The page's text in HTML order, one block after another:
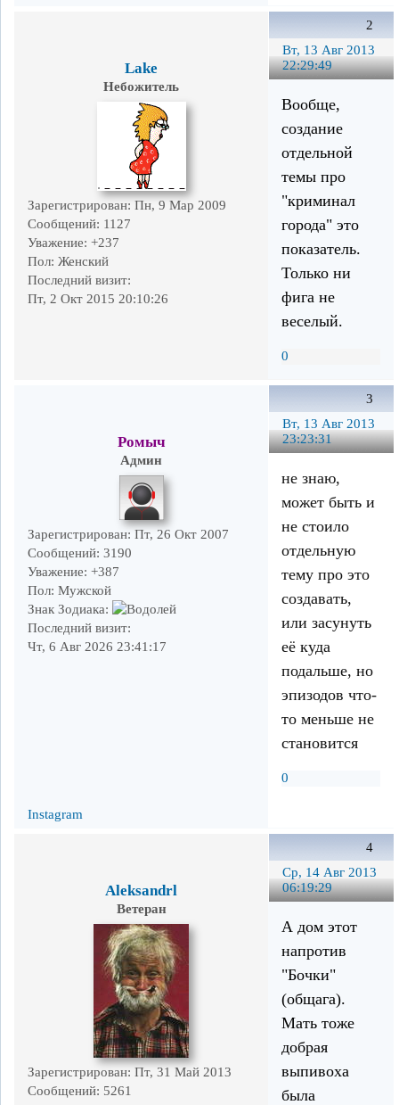
2
Вт, 13 Авг 2013
22:29:49
Lake
Небожитель
Зарегистрирован: Пн, 9 Мар 2009
Сообщений: 1127
Уважение: +237
Пол: Женский
Последний визит:
Пт, 2 Окт 2015 20:10:26
Вообще,
создание
отдельной
темы про
"криминал
города" это
показатель.
Только ни
фига не
веселый.
0
3
Вт, 13 Авг 2013
23:23:31
Ромыч
Админ
Зарегистрирован: Пт, 26 Окт 2007
Сообщений: 3190
Уважение: +387
Пол: Мужской
Знак Зодиака:
Последний визит:
Чт, 6 Авг 2026 23:41:17
не знаю,
может быть и
не стоило
отдельную
тему про это
создавать,
или засунуть
её куда
подальше, но
эпизодов что-
то меньше не
становится
0
Instagram
4
Ср, 14 Авг 2013
06:19:29
Aleksandrl
Ветеран
Зарегистрирован: Пт, 31 Май 2013
Сообщений: 5261
А дом этот
напротив
"Бочки"
(общага).
Мать тоже
добрая
выпивоха
была